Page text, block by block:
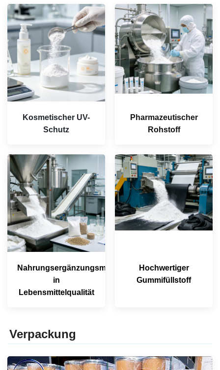
Kosmetischer UV-
Schutz
Pharmazeutischer
Rohstoff
Nahrungsergänzungsmittel
in
Lebensmittelqualität
Hochwertiger
Gummifüllstoff
Verpackung